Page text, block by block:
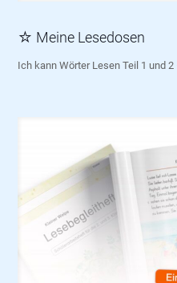
☆ Meine Lesedosen
Ich kann Wörter Lesen Teil 1 und